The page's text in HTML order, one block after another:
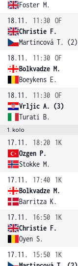
Foster M.
18.11.
11:30 OF
Christie F.
Martincová T. (2)
18.11.
11:30 OF
Bolkvadze M.
Boeykens E.
18.11.
11:30 OF
Vrljic A. (3)
Turati B.
1. kolo
17.11. 18:20
1K
Ozgen P.
Stokke M.
17.11.
17:40
1K
Bolkvadze M.
Barritza K.
17.11.
16:50
1K
Christie F.
Oyen S.
17.11.
15:50
1K